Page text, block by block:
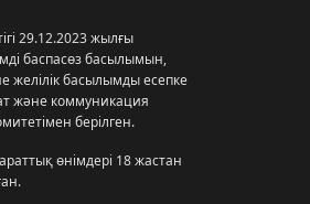
29.12.2023 жылғы
баспасөз басылымын,
желілік басылымды есепке
және коммуникация
берілген.
өнімдері 18 жастан